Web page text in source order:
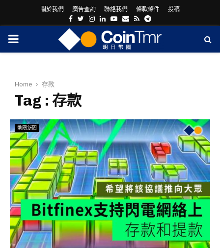
關於我們 廣告查詢 聯絡我們 條款條件 投稿
Facebook
Twitter
Instagram
LinkedinYoutube
Email
RssTelegram
PRIMARY
Home 存款
Tag : 存款
幣圈新聞